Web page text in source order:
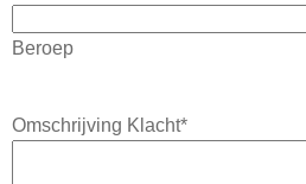
Beroep
Omschrijving Klacht*